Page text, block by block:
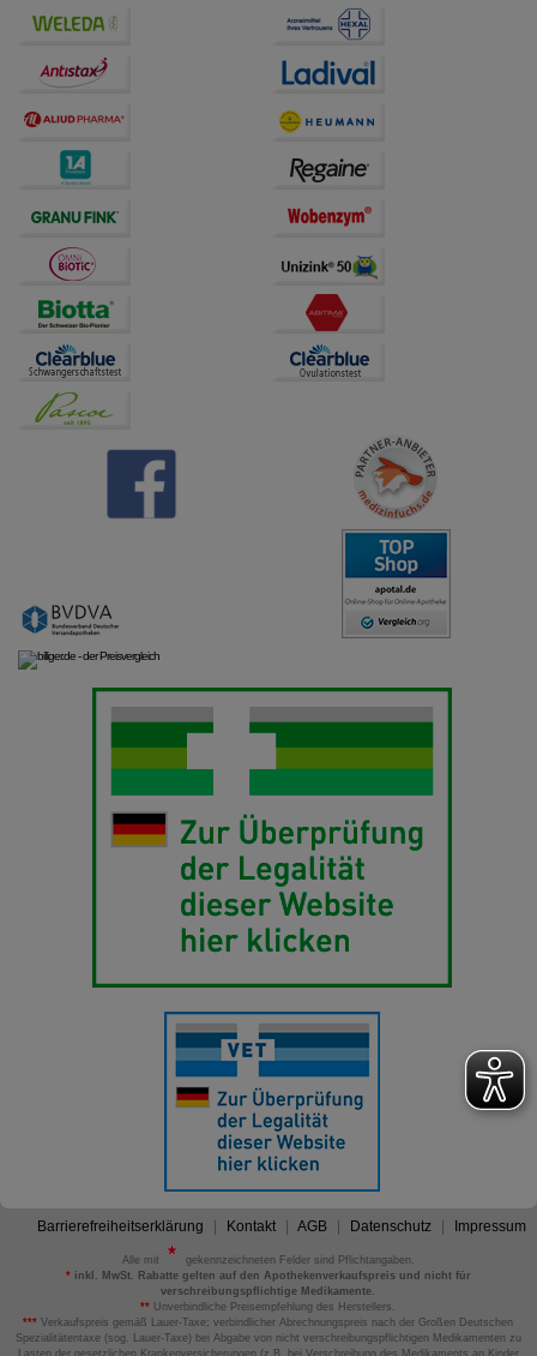
Statistik & Tracking:
Hierüber lassen sich
Informationen über die Art und Weise der Nutzung
unserer Website sammeln, mit deren Hilfe wir unsere
auf unserer Website aber auch die Werbung auf
Drittseiten möglichst relevant für Sie zu gestalten.
Bitte beachten Sie, dass Daten hierfür teilweise an
Dritte wie z.B. Google oder soziale Medien
Barrierefreiheitserklärung Kontakt AGB Datenschutz Impressum
Alle mit
gekennzeichneten Felder sind Pflichtangaben.
*inkl. MwSt. Rabatte gelten auf den Apothekenverkaufspreis und nicht für
verschreibungspflichtige Medikamente.
** Unverbindliche Preisempfehlung des Herstellers.
*** Verkaufspreis gemäß Lauer-Taxe; verbindlicher Abrechnungspreis nach der Großen Deutschen
Spezialitätentaxe (sog. Lauer-Taxe) bei Abgabe von nicht verschreibungspflichtigen Medikamenten zu
Lasten der gesetzlichen Krankenversicherungen (z.B. bei Verschreibung des Medikaments an Kinder